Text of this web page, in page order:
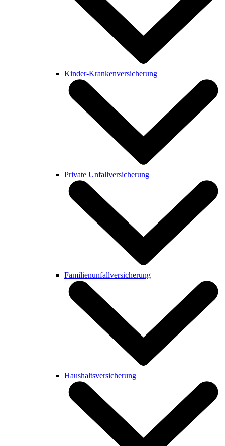
Kinder-Krankenversicherung
Private Unfallversicherung
Familienunfallversicherung
Haushaltsversicherung